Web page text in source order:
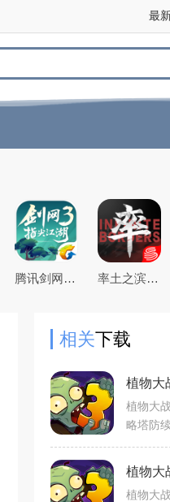
最
腾讯剑网3指尖江湖手游 率土之滨手游下载2026最新版本
相关下载
植物大
略塔防
尸，融
手、阳
植物大